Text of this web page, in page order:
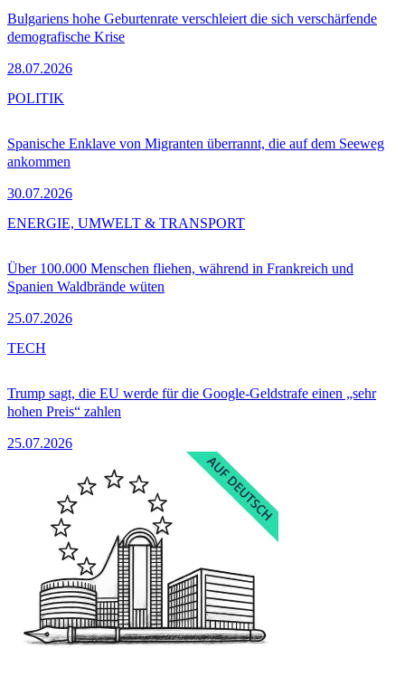
Bulgariens hohe Geburtenrate verschleiert die sich verschärfende
demografische Krise
28.07.2026
Spanische Enklave von Migranten überrannt, die auf dem Seeweg
ankommen
30.07.2026
POLITIK
Über 100.000 Menschen fliehen, während in Frankreich und
Spanien Waldbrände wüten
25.07.2026
ENERGIE, UMWELT & TRANSPORT
Trump sagt, die EU werde für die Google-Geldstrafe einen „sehr
hohen Preis“ zahlen
25.07.2026
TECH